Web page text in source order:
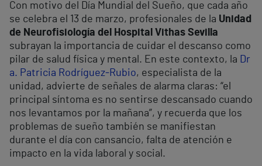
Con motivo del Día Mundial del Sueño, que cada año
se celebra el 13 de marzo, profesionales de la Unidad
de Neurofisiología del Hospital Vithas Sevilla
subrayan la importancia de cuidar el descanso como
pilar de salud física y mental. En este contexto, la Dr
a. Patricia Rodríguez‑Rubio, especialista de la
unidad, advierte de señales de alarma claras: “el
principal síntoma es no sentirse descansado cuando
nos levantamos por la mañana”, y recuerda que los
problemas de sueño también se manifiestan
durante el día con cansancio, falta de atención e
impacto en la vida laboral y social.